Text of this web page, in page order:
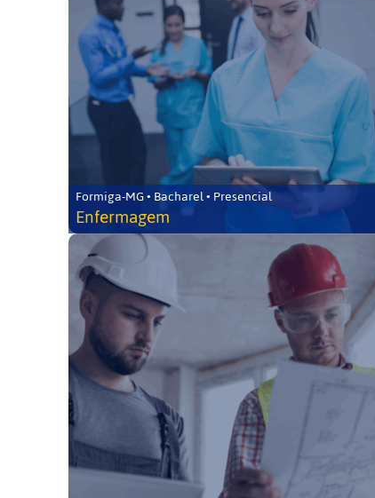
Formiga-MG • Bacharel • Presencial
Enfermagem